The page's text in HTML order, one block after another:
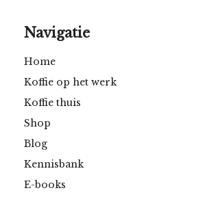
Navigatie
Home
Koffie op het werk
Koffie thuis
Shop
Blog
Kennisbank
E-books